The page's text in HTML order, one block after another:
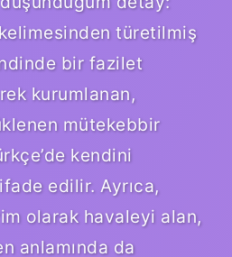
türetilmiş
bir fazilet
kurumlanan,
mütekebbir
kendini
edilir. Ayrıca,
olarak havaleyi alan,
anlamında da